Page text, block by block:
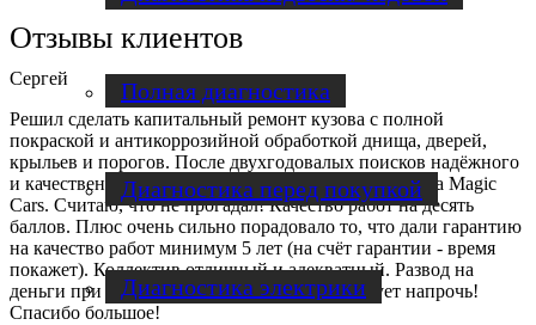
Полная диагностика
Диагностика перед покупкой
Диагностика электрики
Отзывы клиентов
Сергей
Решил сделать капитальный ремонт кузова с полной
покраской и антикоррозийной обработкой днища, дверей,
крыльев и порогов. После двухгодовалых поисков надёжного
и качественного сервиса, однозначный выбор был за Magic
Cars. Считаю, что не прогадал! Качество работ на десять
баллов. Плюс очень сильно порадовало то, что дали гарантию
на качество работ минимум 5 лет (на счёт гарантии - время
покажет). Коллектив отличный и адекватный. Развод на
деньги при низком качестве работ - отсутствует напрочь!
Спасибо большое!